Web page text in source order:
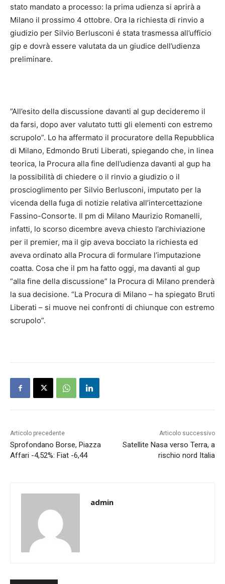
stato mandato a processo: la prima udienza si aprirà a
Milano il prossimo 4 ottobre. Ora la richiesta di rinvio a
giudizio per Silvio Berlusconi é stata trasmessa all’ufficio
gip e dovrà essere valutata da un giudice dell’udienza
preliminare.
”All’esito della discussione davanti al gup decideremo il
da farsi, dopo aver valutato tutti gli elementi con estremo
scrupolo”. Lo ha affermato il procuratore della Repubblica
di Milano, Edmondo Bruti Liberati, spiegando che, in linea
teorica, la Procura alla fine dell’udienza davanti al gup ha
la possibilità di chiedere o il rinvio a giudizio o il
proscioglimento per Silvio Berlusconi, imputato per la
vicenda della fuga di notizie relativa all’intercettazione
Fassino-Consorte. Il pm di Milano Maurizio Romanelli,
infatti, lo scorso dicembre aveva chiesto l’archiviazione
per il premier, ma il gip aveva bocciato la richiesta ed
aveva ordinato alla Procura di formulare l’imputazione
coatta. Cosa che il pm ha fatto oggi, ma davanti al gup
“alla fine della discussione” la Procura di Milano prenderà
la sua decisione. “La Procura di Milano – ha spiegato Bruti
Liberati – si muove nei confronti di chiunque con estremo
scrupolo”.
Articolo precedente
Sprofondano Borse, Piazza
Affari -4,52%: Fiat -6,44
Articolo successivo
Satellite Nasa verso Terra, a
rischio nord Italia
admin